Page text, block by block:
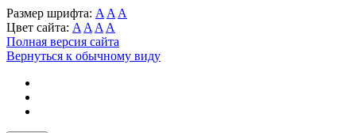
Размер шрифта: A A A
Цвет сайта: A A A A
Полная версия сайта
Вернуться к обычному виду